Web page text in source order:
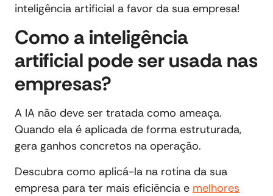
inteligência artificial a favor da sua empresa!
Como a inteligência
artificial pode ser usada nas
empresas?
A IA não deve ser tratada como ameaça.
Quando ela é aplicada de forma estruturada,
gera ganhos concretos na operação.
Descubra como aplicá-la na rotina da sua
empresa para ter mais eficiência e melhores